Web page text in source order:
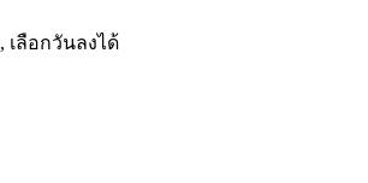
, เลือกวันลงได้